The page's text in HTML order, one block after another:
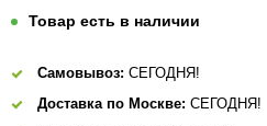
Товар есть в наличии
Самовывоз: СЕГОДНЯ!
Доставка по Москве: СЕГОДНЯ!